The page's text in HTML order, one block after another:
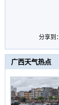
分享到：
广西天气热点